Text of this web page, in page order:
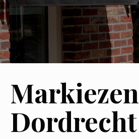
Markiezen
Dordrecht